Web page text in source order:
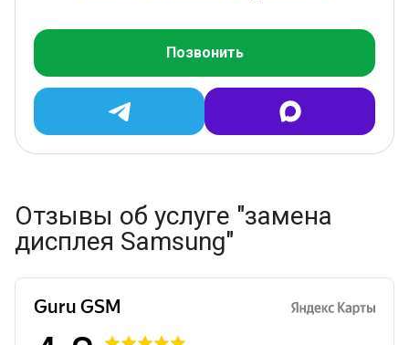
Позвонить
Отзывы об услуге "замена
дисплея Samsung"